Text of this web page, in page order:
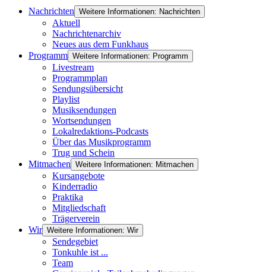
Nachrichten Weitere Informationen: Nachrichten
Aktuell
Nachrichtenarchiv
Neues aus dem Funkhaus
Programm Weitere Informationen: Programm
Livestream
Programmplan
Sendungsübersicht
Playlist
Musiksendungen
Wortsendungen
Lokalredaktions-Podcasts
Über das Musikprogramm
Trug und Schein
Mitmachen Weitere Informationen: Mitmachen
Kursangebote
Kinderradio
Praktika
Mitgliedschaft
Trägerverein
Wir Weitere Informationen: Wir
Sendegebiet
Tonkuhle ist ...
Team